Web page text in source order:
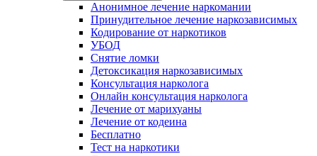
Анонимное лечение наркомании
Принудительное лечение наркозависимых
Кодирование от наркотиков
УБОД
Снятие ломки
Детоксикация наркозависимых
Консультация нарколога
Онлайн консультация нарколога
Лечение от марихуаны
Лечение от кодеина
Бесплатно
Тест на наркотики